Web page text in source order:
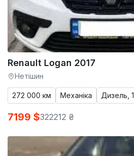
Renault Logan 2017
Нетішин
272 000 км Механіка Дизель,
7199 $322212 ₴